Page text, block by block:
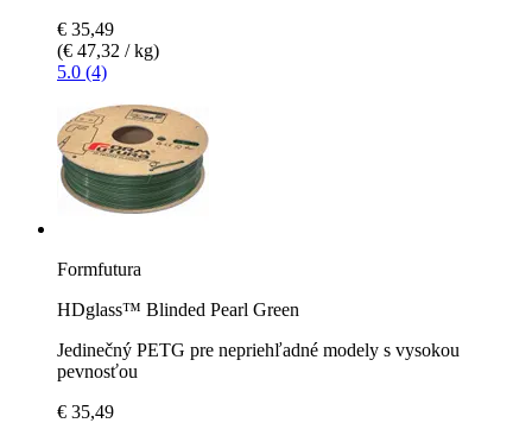
€ 35,49
(€ 47,32 / kg)
5.0 (4)
Formfutura
HDglass™ Blinded Pearl Green
Jedinečný PETG pre nepriehľadné modely s vysokou
pevnosťou
€ 35,49